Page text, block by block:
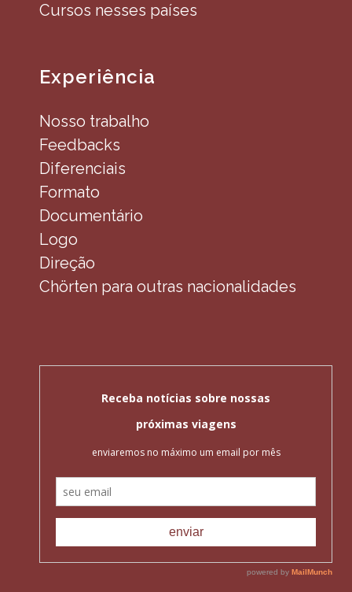
Cursos nesses países
Experiência
Nosso trabalho
Feedbacks
Diferenciais
Formato
Documentário
Logo
Direção
Chörten para outras nacionalidades